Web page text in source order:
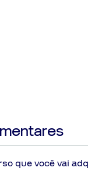
que você vai